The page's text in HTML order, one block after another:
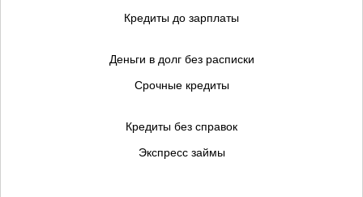
Кредиты до зарплаты
Деньги в долг без расписки
Срочные кредиты
Кредиты без справок
Экспресс займы